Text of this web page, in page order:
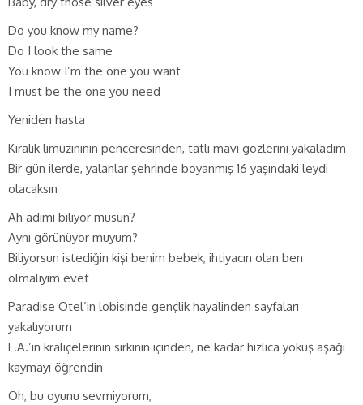
Do you know my name?
Do I look the same
You know I’m the one you want
I must be the one you need
Yeniden hasta
Kiralık limuzininin penceresinden, tatlı mavi gözlerini yakaladım
Bir gün ilerde, yalanlar şehrinde boyanmış 16 yaşındaki leydi
olacaksın
Ah adımı biliyor musun?
Aynı görünüyor muyum?
Biliyorsun istediğin kişi benim bebek, ihtiyacın olan ben
olmalıyım evet
Paradise Otel’in lobisinde gençlik hayalinden sayfaları
yakalıyorum
L.A.’in kraliçelerinin sirkinin içinden, ne kadar hızlıca yokuş aşağı
kaymayı öğrendin
Oh, bu oyunu sevmiyorum,